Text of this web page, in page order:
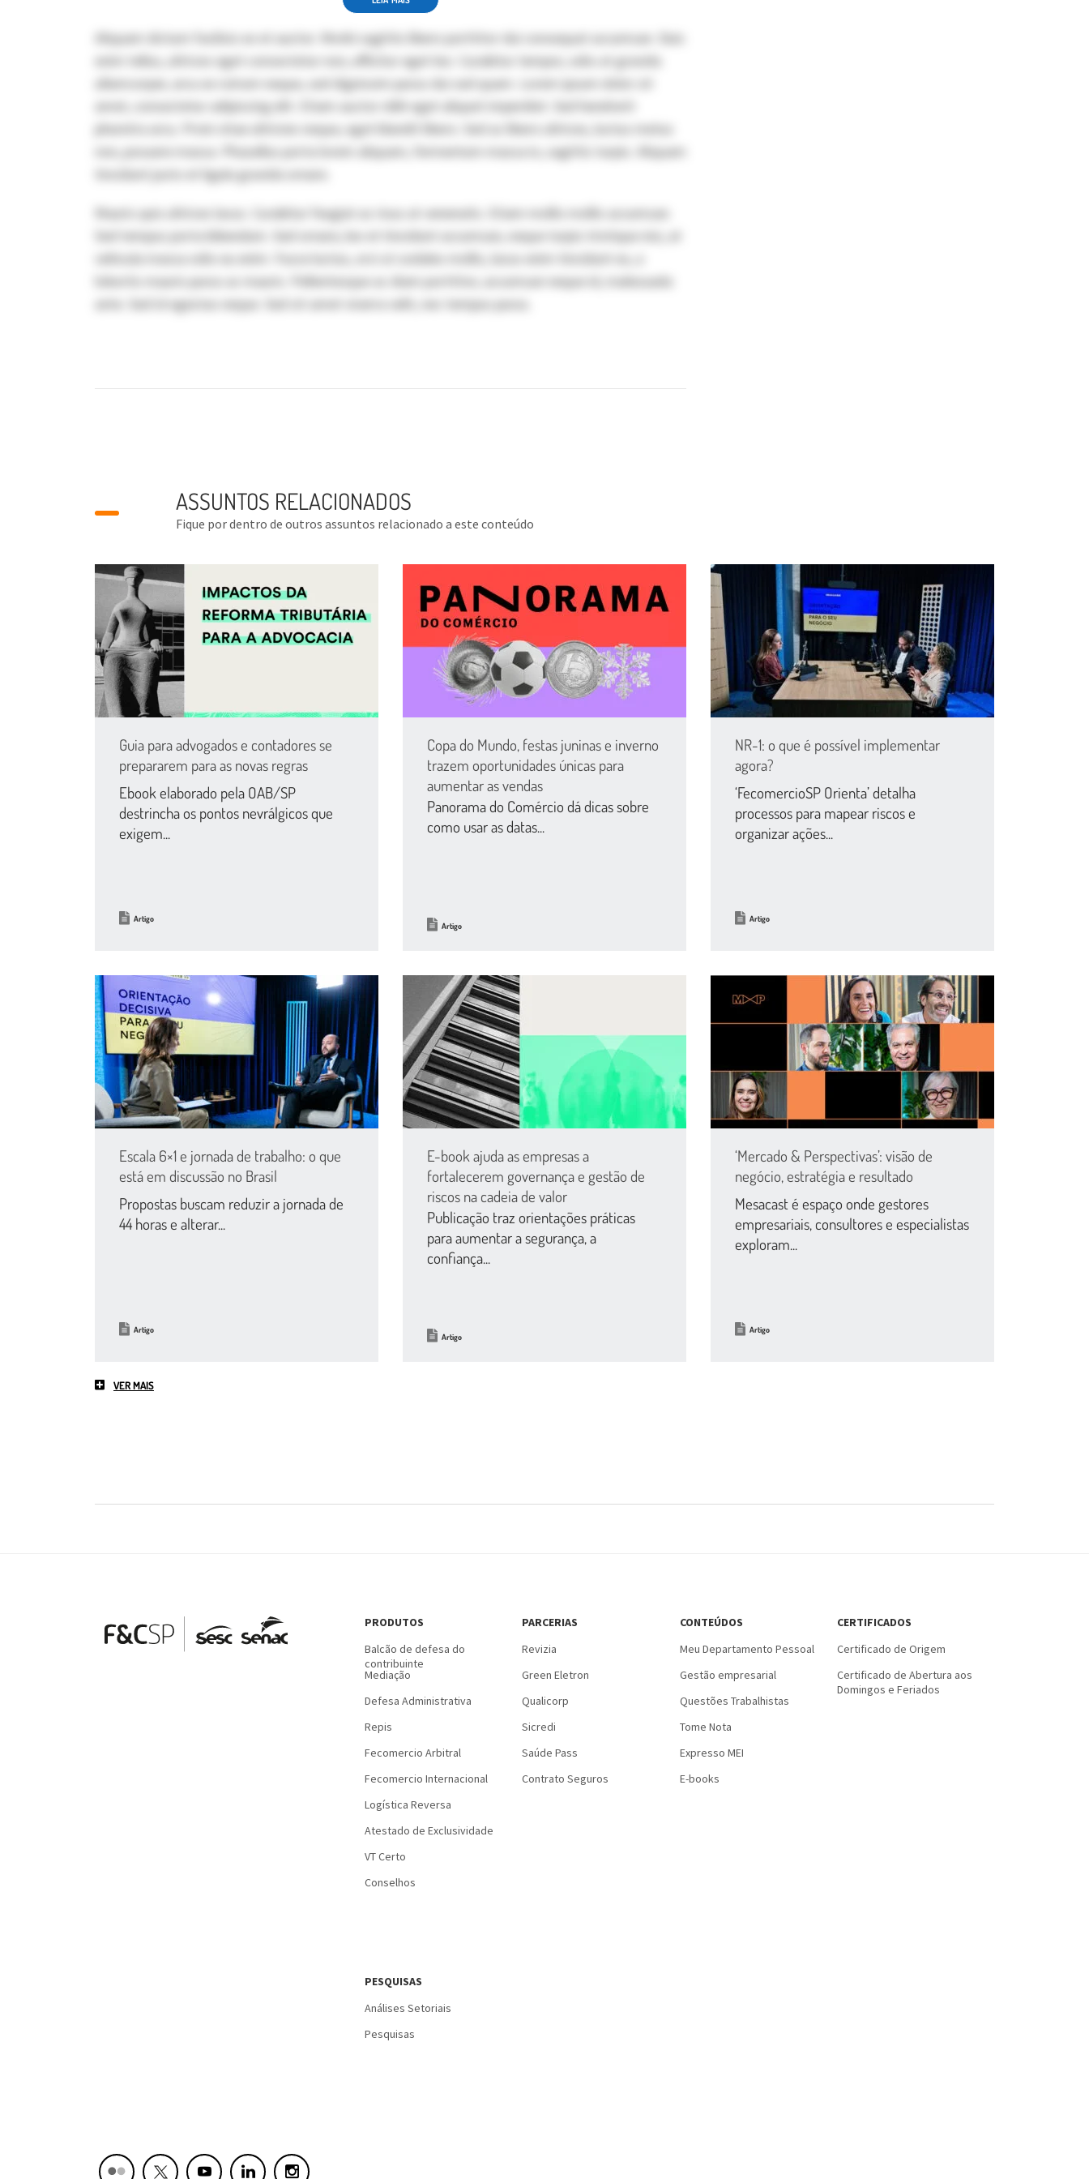
Aliquam dictum facilisis ex et auctor. Morbi sagittis libero porttitor dui consequat accumsan. Duis
enim tellus, ultrices eget consectetur non, efficitur eget leo. Curabitur tempor, odio at gravida
ullamcorper, arcu ex rutrum neque, sed dignissim purus dui sed quam. Lorem ipsum dolor sit
amet, consectetur adipiscing elit. Etiam auctor nibh eget aliquet imperdiet. Sed hendrerit
pharetra arcu. Proin vitae ultricies neque, eget blandit libero. Sed ac libero ultrices, luctus metus
non, posuere massa. Phasellus porta lorem aliquam, fermentum massa in, sagittis turpis. Aliquam
tincidunt justo et ligula gravida ornare.
Mauris quis ultrices lacus. Curabitur feugiat ac risus at venenatis. Etiam mollis mollis accumsan.
Sed tempus porta bibendum. Sed ornare, leo et tincidunt accumsan, neque turpis tristique nisi, at
vehicula massa odio eu enim. Fusce luctus, orci ut sodales mollis, lacus enim tincidunt ex, a
lobortis mauris purus ac mauris. Pellentesque ac diam porttitor, accumsan neque id, malesuada
ante. Sed id egestas neque. Sed sit amet viverra velit, nec tempus purus.
ASSUNTOS RELACIONADOS
Fique por dentro de outros assuntos relacionado a este conteúdo
Guia para advogados e contadores se
prepararem para as novas regras
Ebook elaborado pela OAB/SP
destrincha os pontos nevrálgicos que
exigem...
Artigo
Copa do Mundo, festas juninas e inverno
trazem oportunidades únicas para
aumentar as vendas
Panorama do Comércio dá dicas sobre
como usar as datas...
Artigo
NR-1: o que é possível implementar
agora?
‘FecomercioSP Orienta’ detalha
processos para mapear riscos e
organizar ações...
Artigo
Escala 6×1 e jornada de trabalho: o que
está em discussão no Brasil
Propostas buscam reduzir a jornada de
44 horas e alterar...
Artigo
E-book ajuda as empresas a
fortalecerem governança e gestão de
riscos na cadeia de valor
Publicação traz orientações práticas
para aumentar a segurança, a
confiança...
Artigo
‘Mercado & Perspectivas’: visão de
negócio, estratégia e resultado
Mesacast é espaço onde gestores
empresariais, consultores e especialistas
exploram...
Artigo
VER MAIS
PRODUTOS
Balcão de defesa do
contribuinte
Mediação
Defesa Administrativa
Repis
Fecomercio Arbitral
Fecomercio Internacional
Logística Reversa
Atestado de Exclusividade
VT Certo
Conselhos
PARCERIAS
Revizia
Green Eletron
Qualicorp
Sicredi
Saúde Pass
Contrato Seguros
CONTEÚDOS
Meu Departamento Pessoal
Gestão empresarial
Questões Trabalhistas
Tome Nota
Expresso MEI
E-books
CERTIFICADOS
Certificado de Origem
Certificado de Abertura aos
Domingos e Feriados
PESQUISAS
Análises Setoriais
Pesquisas